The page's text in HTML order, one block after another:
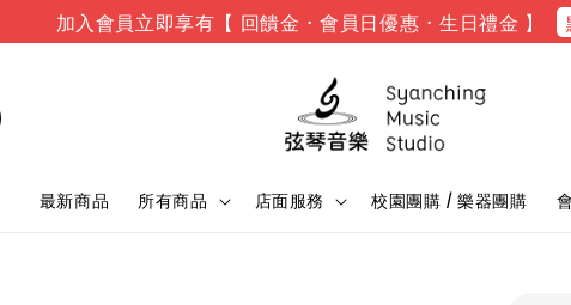
加入會員立即享有【 回饋金 · 會員日優惠 · 生日禮金 】
最新商品 所有商品 店面服務 校園團購 / 樂器團購